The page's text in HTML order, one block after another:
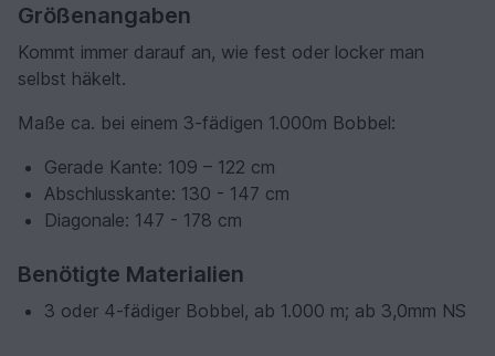
Größenangaben
Kommt immer darauf an, wie fest oder locker man
selbst häkelt.
Maße ca. bei einem 3-fädigen 1.000m Bobbel:
Gerade Kante: 109 – 122 cm
Abschlusskante: 130 - 147 cm
Diagonale: 147 - 178 cm
Benötigte Materialien
3 oder 4-fädiger Bobbel, ab 1.000 m; ab 3,0mm NS